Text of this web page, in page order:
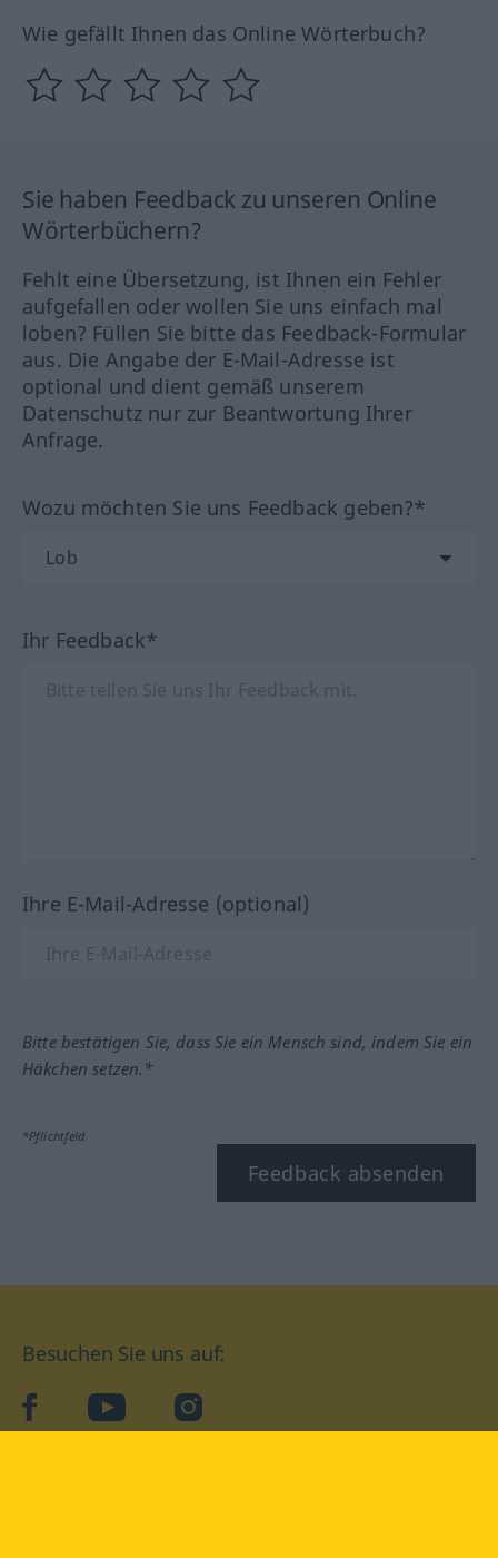
Wie gefällt Ihnen das Online Wörterbuch?
Sie haben Feedback zu unseren Online
Wörterbüchern?
Fehlt eine Übersetzung, ist Ihnen ein Fehler
aufgefallen oder wollen Sie uns einfach mal
loben? Füllen Sie bitte das Feedback-Formular
aus. Die Angabe der E-Mail-Adresse ist
optional und dient gemäß unserem
Datenschutz nur zur Beantwortung Ihrer
Anfrage.
Wozu möchten Sie uns Feedback geben?*
Ihr Feedback*
Ihre E-Mail-Adresse (optional)
Bitte bestätigen Sie, dass Sie ein Mensch sind, indem Sie ein
Häkchen setzen.*
*Pflichtfeld
Feedback absenden
Besuchen Sie uns auf:
facebookYouTube Instagram